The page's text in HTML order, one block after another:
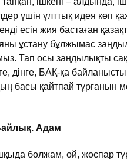
үшiн ұлттық идея көп
есiн жия бастаған
ұстану бұлжымас
Тап осы заңдылықты
дiнге, БАҚ-қа
басы қайтпай тұрғанын
Адам
болжам, ой, жоспар